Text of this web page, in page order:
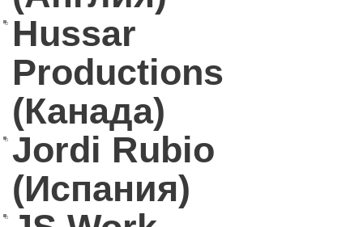
Hussar
Productions
(Канада)
Jordi Rubio
(Испания)